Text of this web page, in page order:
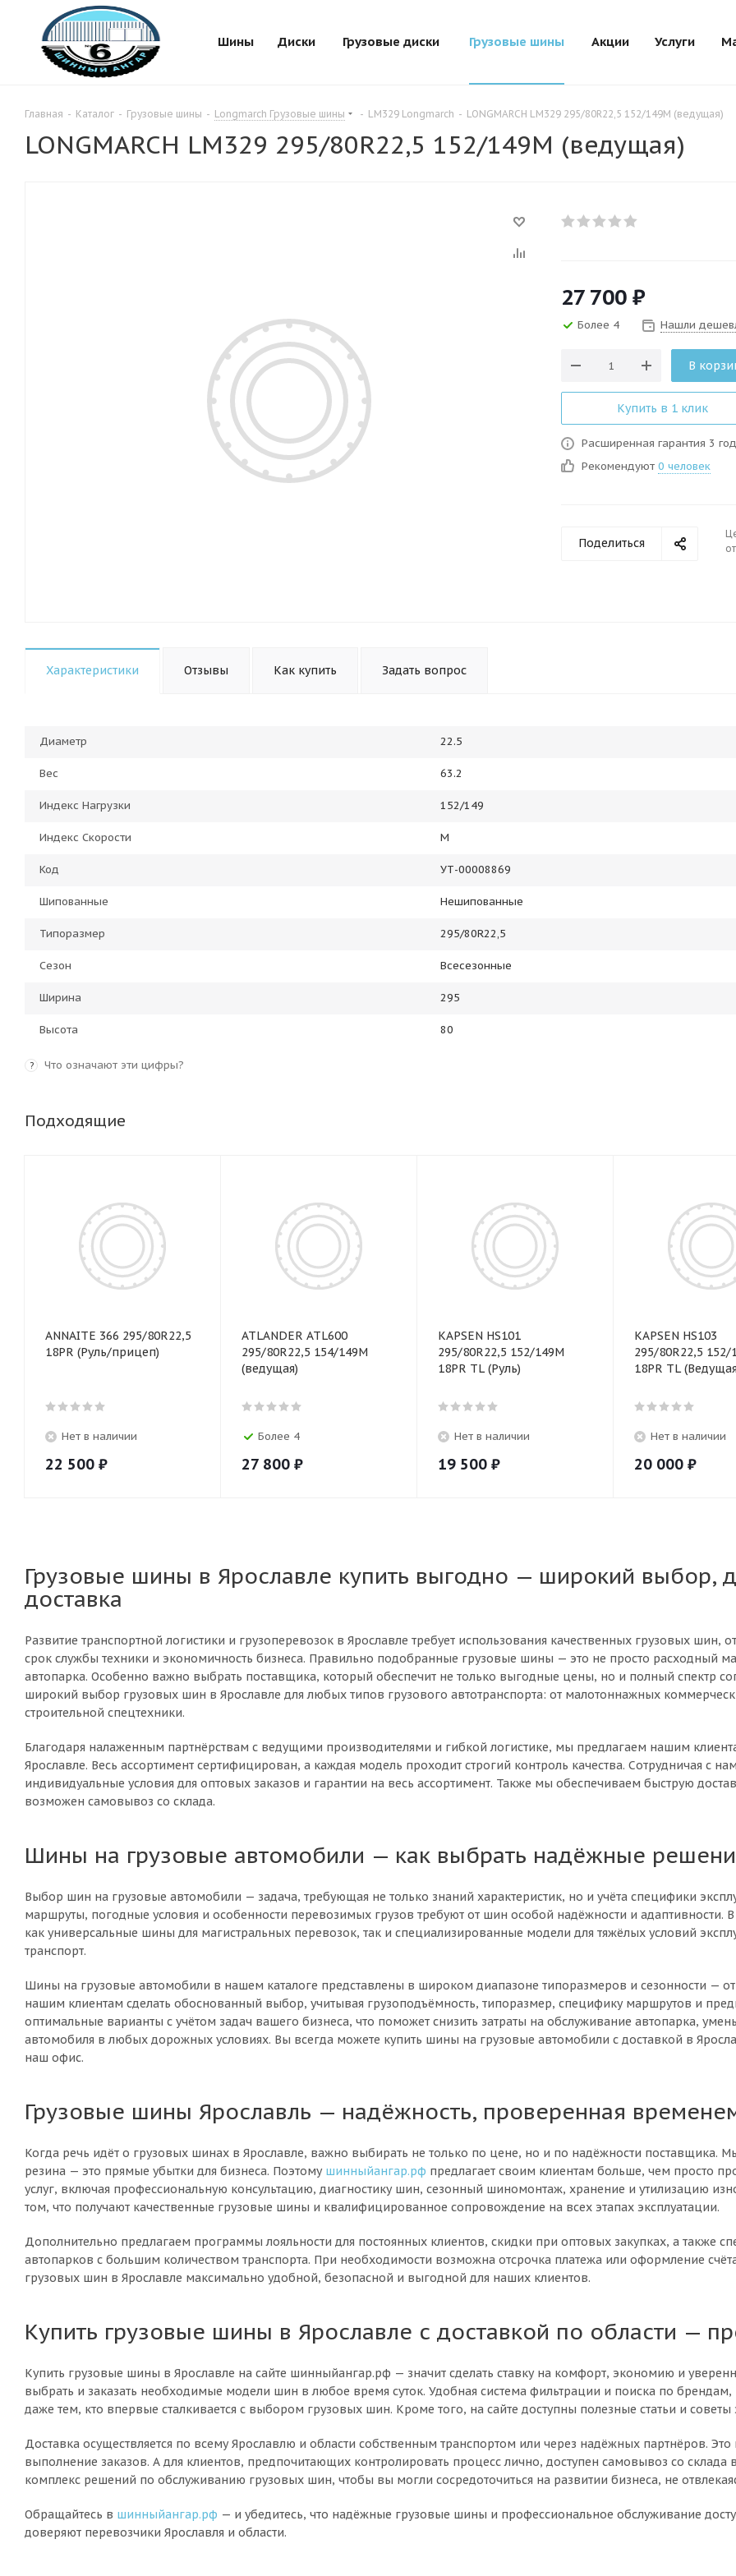
Шины Диски Грузовые диски Грузовые шины Акции Услуги
Главная - Каталог - Грузовые шины - Longmarch Грузовые шины - LM329 Longmarch - LONGMARCH LM329 295/80R22,5 152/149M (ведущая)
LONGMARCH LM329 295/80R22,5 152/149M (ведущая)
27 700 ₽
Более 4 Нашли
В
Купить в 1 клик
Расширенная гарантия 3
Рекомендуют 0 человек
Поделиться
Характеристики Отзывы Как купить Задать вопрос
Диаметр 22.5
Вес 63.2
Индекс Нагрузки 152/149
Индекс Скорости M
Код УТ-00008869
Шипованные Нешипованные
Типоразмер 295/80R22,5
Сезон Всесезонные
Ширина 295
Высота 80
? Что означают эти цифры?
Подходящие
ANNAITE 366 295/80R22,5
18PR (Руль/прицеп)
Нет в наличии
22 500 ₽
ATLANDER ATL600
295/80R22,5 154/149M
(ведущая)
Более 4
27 800 ₽
KAPSEN HS101
295/80R22,5 152/149M
18PR TL (Руль)
Нет в наличии
19 500 ₽
KAPSEN HS103
295/80R22,5 152/
18PR TL
Нет в наличии
20 000 ₽
Грузовые шины в Ярославле купить выгодно — широкий выбор,
доставка
Развитие транспортной логистики и грузоперевозок в Ярославле требует использования качественных грузовых шин,
срок службы техники и экономичность бизнеса. Правильно подобранные грузовые шины — это не просто расходный
автопарка. Особенно важно выбрать поставщика, который обеспечит не только выгодные цены, но и полный спектр
широкий выбор грузовых шин в Ярославле для любых типов грузового автотранспорта: от малотоннажных
строительной спецтехники.
Благодаря налаженным партнёрствам с ведущими производителями и гибкой логистике, мы предлагаем нашим
Ярославле. Весь ассортимент сертифицирован, а каждая модель проходит строгий контроль качества. Сотрудничая с
индивидуальные условия для оптовых заказов и гарантии на весь ассортимент. Также мы обеспечиваем быструю
возможен самовывоз со склада.
Шины на грузовые автомобили — как выбрать надёжные
Выбор шин на грузовые автомобили — задача, требующая не только знаний характеристик, но и учёта специфики
маршруты, погодные условия и особенности перевозимых грузов требуют от шин особой надёжности и
как универсальные шины для магистральных перевозок, так и специализированные модели для тяжёлых условий
транспорт.
Шины на грузовые автомобили в нашем каталоге представлены в широком диапазоне типоразмеров и сезонности —
нашим клиентам сделать обоснованный выбор, учитывая грузоподъёмность, типоразмер, специфику маршрутов и
оптимальные варианты с учётом задач вашего бизнеса, что поможет снизить затраты на обслуживание автопарка,
автомобиля в любых дорожных условиях. Вы всегда можете купить шины на грузовые автомобили с доставкой в
наш офис.
Грузовые шины Ярославль — надёжность, проверенная
Когда речь идёт о грузовых шинах в Ярославле, важно выбирать не только по цене, но и по надёжности поставщика.
резина — это прямые убытки для бизнеса. Поэтому шинныйангар.рф предлагает своим клиентам больше, чем просто
услуг, включая профессиональную консультацию, диагностику шин, сезонный шиномонтаж, хранение и утилизацию
том, что получают качественные грузовые шины и квалифицированное сопровождение на всех этапах эксплуатации.
Дополнительно предлагаем программы лояльности для постоянных клиентов, скидки при оптовых закупках, а также
автопарков с большим количеством транспорта. При необходимости возможна отсрочка платежа или оформление
грузовых шин в Ярославле максимально удобной, безопасной и выгодной для наших клиентов.
Купить грузовые шины в Ярославле с доставкой по области —
Купить грузовые шины в Ярославле на сайте шинныйангар.рф — значит сделать ставку на комфорт, экономию и
выбрать и заказать необходимые модели шин в любое время суток. Удобная система фильтрации и поиска по
даже тем, кто впервые сталкивается с выбором грузовых шин. Кроме того, на сайте доступны полезные статьи и
Доставка осуществляется по всему Ярославлю и области собственным транспортом или через надёжных партнёров.
выполнение заказов. А для клиентов, предпочитающих контролировать процесс лично, доступен самовывоз со
комплекс решений по обслуживанию грузовых шин, чтобы вы могли сосредоточиться на развитии бизнеса, не
Обращайтесь в шинныйангар.рф — и убедитесь, что надёжные грузовые шины и профессиональное обслуживание
доверяют перевозчики Ярославля и области.